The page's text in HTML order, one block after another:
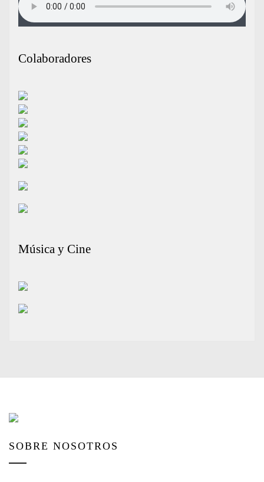
Colaboradores
Música y Cine
SOBRE NOSOTROS